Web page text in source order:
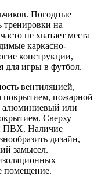
Погодные
тренировки на
не хватает места
каркасно-
конструкции,
для игры в футбол.
вентиляцией,
покрытием, пожарной
алюминиевый или
Сверху
ПВХ. Наличие
дизайн,
замысел.
помещение.